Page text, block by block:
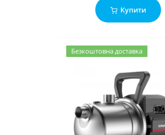
Купити
Безкоштовна доставка